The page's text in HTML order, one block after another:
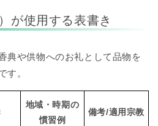
が使用する表書き
典や供物へのお礼として品物を
す。
地域・時期の
慣習例
備考/適用宗教